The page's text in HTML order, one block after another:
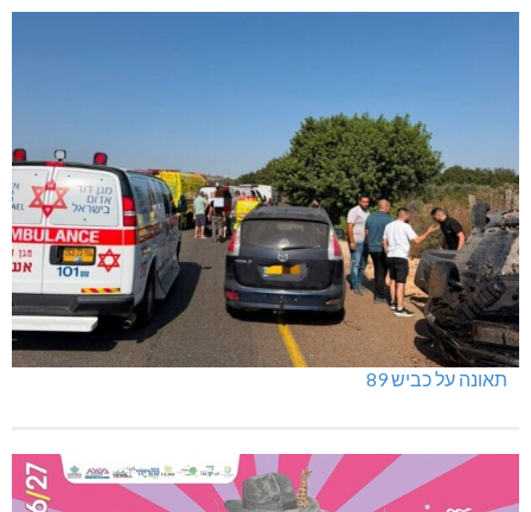
תאונה על כביש 89